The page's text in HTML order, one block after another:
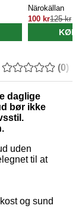
Närokällan
100 kr125 kr
KØB
(0)
daglige
bør ikke
uden
til at
og sund